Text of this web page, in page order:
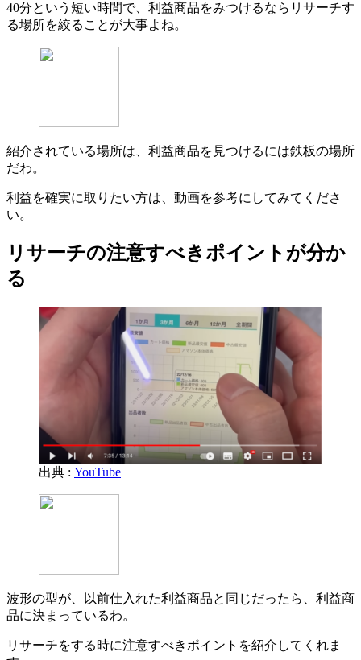
40分という短い時間で、利益商品をみつけるならリサーチす
る場所を絞ることが大事よね。
紹介されている場所は、利益商品を見つけるには鉄板の場所
だわ。
利益を確実に取りたい方は、動画を参考にしてみてくださ
い。
リサーチの注意すべきポイントが分か
る
出典 : YouTube
波形の型が、以前仕入れた利益商品と同じだったら、利益商
品に決まっているわ。
リサーチをする時に注意すべきポイントを紹介してくれま